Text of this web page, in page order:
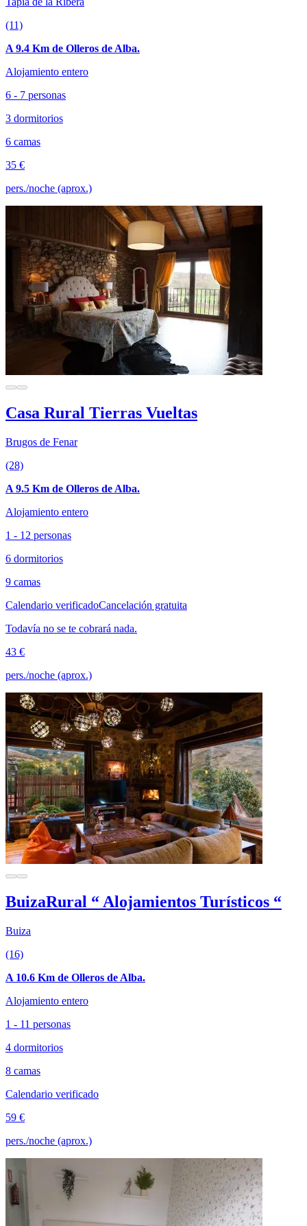
(11)
A 9.4 Km de Olleros de Alba.
Alojamiento entero
6 - 7 personas
3 dormitorios
6 camas
35 €
pers./noche (aprox.)
Casa Rural Tierras Vueltas
Brugos de Fenar
(28)
A 9.5 Km de Olleros de Alba.
Alojamiento entero
1 - 12 personas
6 dormitorios
9 camas
Calendario verificadoCancelación gratuita
Todavía no se te cobrará nada.
43 €
pers./noche (aprox.)
BuizaRural “ Alojamientos Turísticos “
Buiza
(16)
A 10.6 Km de Olleros de Alba.
Alojamiento entero
1 - 11 personas
4 dormitorios
8 camas
Calendario verificado
59 €
pers./noche (aprox.)